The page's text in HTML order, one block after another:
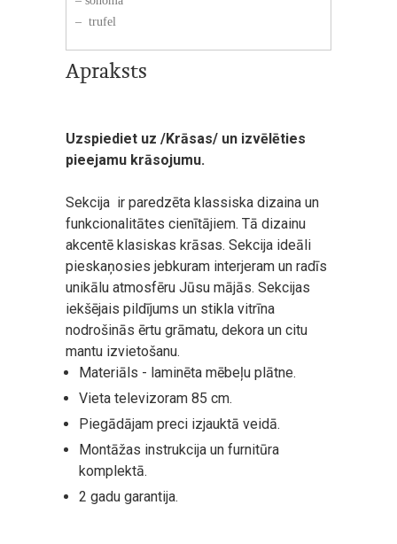
– trufel
Apraksts
Uzspiediet uz /Krāsas/ un izvēlēties
pieejamu krāsojumu.
Sekcija ir paredzēta klassiska dizaina un
funkcionalitātes cienītājiem. Tā dizainu
akcentē klasiskas krāsas. Sekcija ideāli
pieskaņosies jebkuram interjeram un radīs
unikālu atmosfēru Jūsu mājās. Sekcijas
iekšējais pildījums un stikla vitrīna
nodrošinās ērtu grāmatu, dekora un citu
mantu izvietošanu.
Materiāls - laminēta mēbeļu plātne.
Vieta televizoram 85 cm.
Piegādājam preci izjauktā veidā.
Montāžas instrukcija un furnitūra
komplektā.
2 gadu garantija.